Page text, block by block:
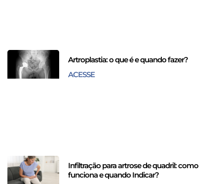
Artroplastia: o que é e quando fazer?
ACESSE
Infiltração para artrose de quadril: como
funciona e quando Indicar?